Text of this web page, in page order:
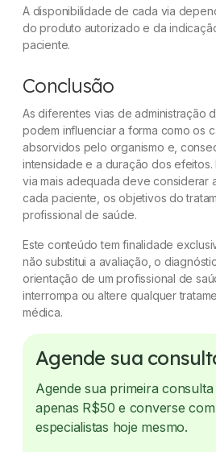
A disponibilidade de cada via
do produto autorizado e da
paciente.
Conclusão
As diferentes vias de administração
podem influenciar a forma como os
absorvidos pelo organismo e,
intensidade e a duração dos efeitos.
via mais adequada deve considerar
cada paciente, os objetivos do
profissional de saúde.
Este conteúdo tem finalidade
não substitui a avaliação, o
orientação de um profissional de
interrompa ou altere qualquer
médica.
Agende sua
Agende sua primeira
apenas R$50 e converse
especialistas hoje mesmo.